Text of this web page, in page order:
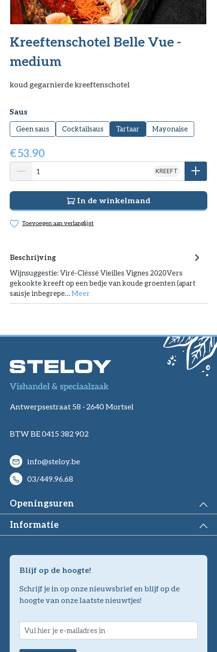
Kreeftenschotel Belle Vue -
medium
koud gegarnierde kreeftenschotel
Selecteer
Saus
Geen saus Cocktailsaus Tartaar Mayonaise
€53.90
KREEFT
In de winkelmand
Toevoegen aan verlanglijst
Beschrijving
Wijnsuggestie: Viré-Cléssé Vieilles Vignes 2020Vers
gekookte kreeft op een bedje van koude groenten (apart
sausje inbegrepe… Meer
Antwerpsestraat 58 - 2640 Mortsel
BTW BE 0415 382 902
info@steloy.be
03/449.96.68
Openingsuren
Informatie
Blijf op de hoogte!
Schrijf je in op onze nieuwsbrief en blijf op de
hoogte van onze laatste nieuwtjes!